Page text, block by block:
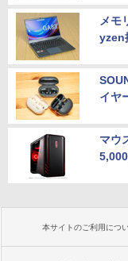
メモ
yzen
イヤ
マウ
本サイトのご利用につ